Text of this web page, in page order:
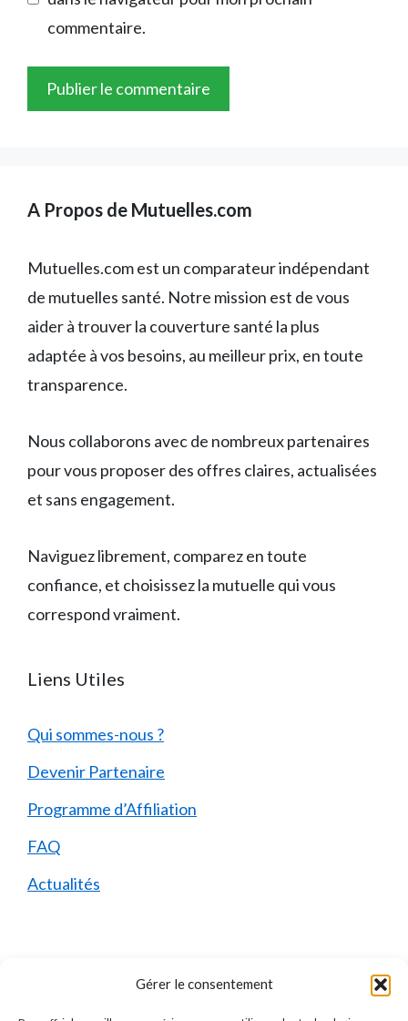
Gérer le consentement
commentaire.
A Propos de Mutuelles.com
Mutuelles.com est un comparateur indépendant
de mutuelles santé. Notre mission est de vous
aider à trouver la couverture santé la plus
adaptée à vos besoins, au meilleur prix, en toute
transparence.
Nous collaborons avec de nombreux partenaires
pour vous proposer des offres claires, actualisées
et sans engagement.
Naviguez librement, comparez en toute
confiance, et choisissez la mutuelle qui vous
correspond vraiment.
Liens Utiles
Qui sommes-nous ?
Devenir Partenaire
Programme d’Affiliation
FAQ
Actualités
Mentions Légales